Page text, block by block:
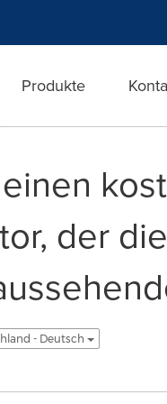
Produkte
der
- Deutsch